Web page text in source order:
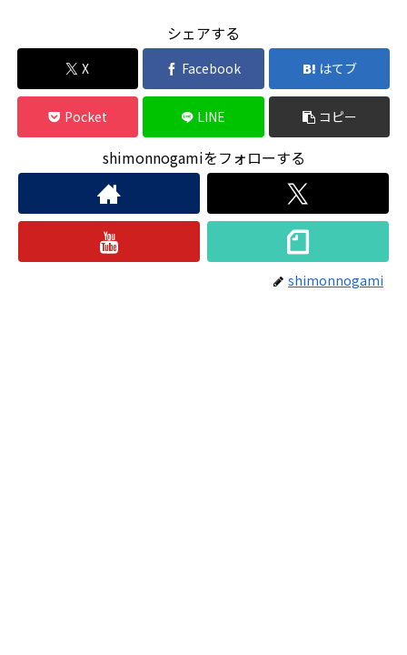
シェアする
X Facebook はてブ
Pocket LINE コピー
shimonnogamiをフォローする
shimonnogami